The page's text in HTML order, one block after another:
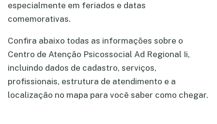
especialmente em feriados e datas
comemorativas.
Confira abaixo todas as informações sobre o
Centro de Atenção Psicossocial Ad Regional Ii,
incluindo dados de cadastro, serviços,
profissionais, estrutura de atendimento e a
localização no mapa para você saber como chegar.